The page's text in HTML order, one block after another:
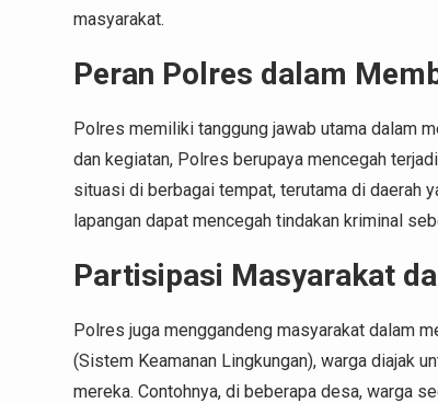
masyarakat.
Peran Polres dalam
Polres memiliki tanggung jawab utama dalam
dan kegiatan, Polres berupaya mencegah
situasi di berbagai tempat, terutama di daerah
lapangan dapat mencegah tindakan kriminal
Partisipasi Masyarakat
Polres juga menggandeng masyarakat dalam
(Sistem Keamanan Lingkungan), warga diajak
mereka. Contohnya, di beberapa desa, warga